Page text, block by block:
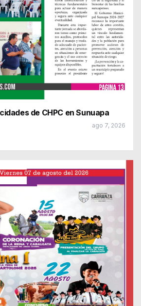
de CHPC en Sunuapa
ago 7, 2026